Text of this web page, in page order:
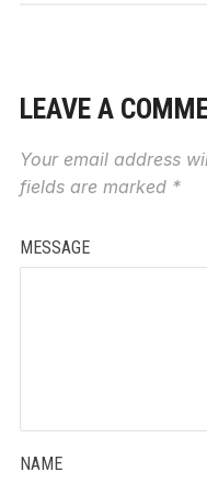
LEAVE A
Your email address
fields are marked *
MESSAGE
NAME